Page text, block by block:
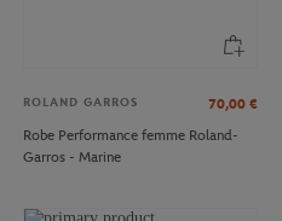
ROLAND GARROS 70,00 €
Robe Performance femme Roland-
Garros - Marine